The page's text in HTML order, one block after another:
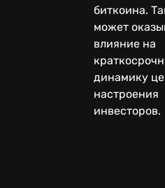
биткоина.
может
влияние на
динамику
настроения
инвесторов.